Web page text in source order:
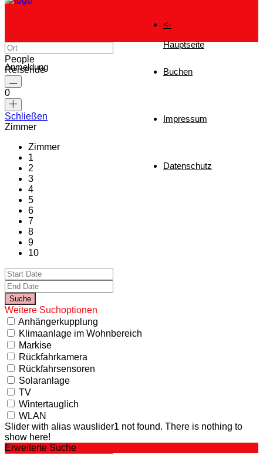
<-
Hauptseite
Buchen
Impressum
Datenschutz
Anmeldung
People
Reisende
0
Schließen
Zimmer
Zimmer
1
2
3
4
5
6
7
8
9
10
Weitere Suchoptionen
Anhängerkupplung
Klimaanlage im Wohnbereich
Markise
Rückfahrkamera
Rückfahrsensoren
Solaranlage
TV
Wintertauglich
WLAN
Slider with alias wauslider1 not found. There is nothing to
show here!
Erweiterte Suche